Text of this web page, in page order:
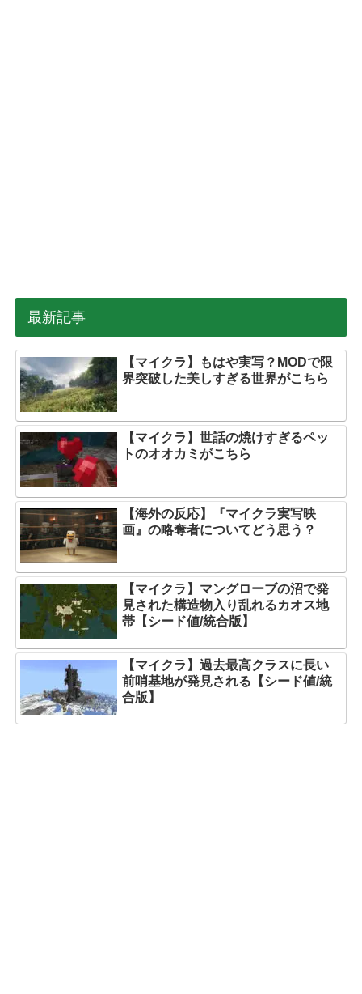
最新記事
【マイクラ】もはや実写？MODで限
界突破した美しすぎる世界がこちら
【マイクラ】世話の焼けすぎるペッ
トのオオカミがこちら
【海外の反応】『マイクラ実写映
画』の略奪者についてどう思う？
【マイクラ】マングローブの沼で発
見された構造物入り乱れるカオス地
帯【シード値/統合版】
【マイクラ】過去最高クラスに長い
前哨基地が発見される【シード値/統
合版】